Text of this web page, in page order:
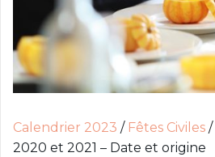
Calendrier 2023 / Fêtes Civiles /
2020 et 2021 – Date et origine